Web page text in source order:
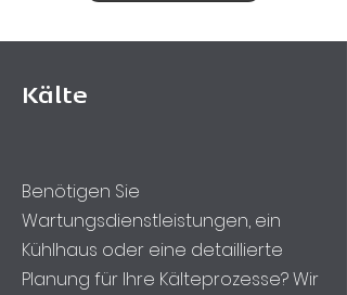
Kälte
Benötigen Sie
Wartungsdienstleistungen, ein
Kühlhaus oder eine detaillierte
Planung für Ihre Kälteprozesse? Wir